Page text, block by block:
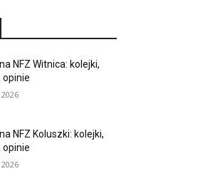
NFZ Witnica: kolejki,
opinie
NFZ Koluszki: kolejki,
opinie